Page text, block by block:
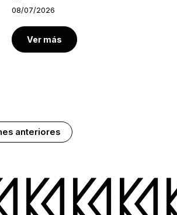
08/07/2026
Ver más
anteriores